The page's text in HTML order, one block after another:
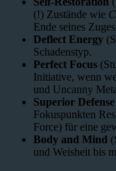
(!) Zustände wie
Ende seines
Deflect Energy
Schadenstyp.
Perfect Focus
Initiative, wenn
und Uncanny
Superior Defense
Fokuspunkten
Force) für eine
Body and Mind
und Weisheit bis